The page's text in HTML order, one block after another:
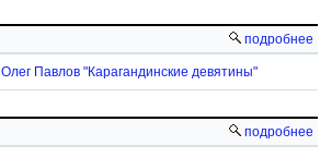
подробнее
Олег Павлов "Карагандинские девятины"
подробнее